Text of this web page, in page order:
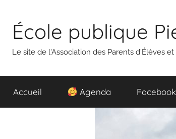
contenu
École publique
Le site de l'Association des Parents d'Élèves
Accueil Agenda Facebook